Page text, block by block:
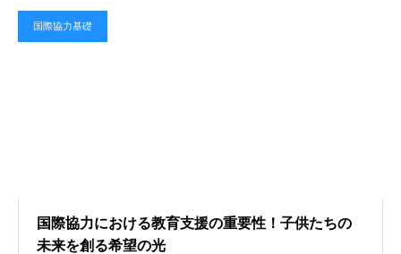
国際協力基礎
国際協力における教育支援の重要性！子供たちの
未来を創る希望の光